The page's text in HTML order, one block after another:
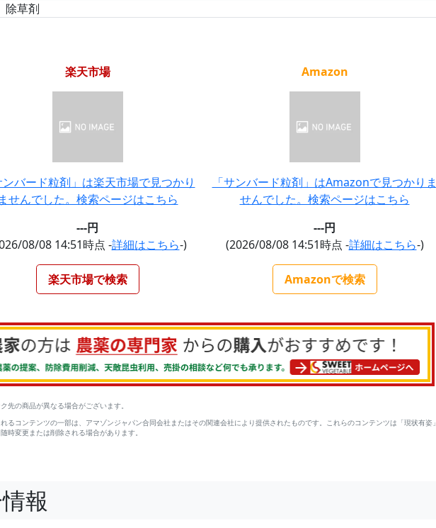
除草剤
楽天市場 Amazon
ンバード粒剤」は楽天市場で見つかり
ませんでした。検索ページはこちら
「サンバード粒剤」はAmazonで見つかりま
せんでした。検索ページはこちら
---円
08/08 14:51時点 -詳細はこちら-)
---円
(2026/08/08 14:51時点 -詳細はこちら-)
楽天市場で検索 Amazonで検索
先の商品が異なる場合がございます。
るコンテンツの一部は、アマゾンジャパン合同会社またはその関連会社により提供されたものです。これらのコンテンツは「現状有姿」
時変更または削除される場合があります。
報